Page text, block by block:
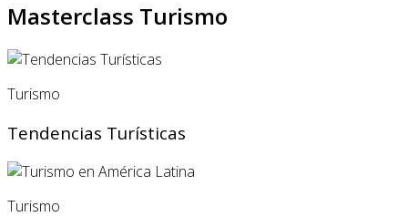
Masterclass Turismo
Turismo
Tendencias Turísticas
Turismo